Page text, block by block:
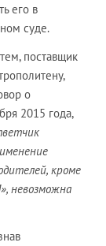
его в
суде.
поставщик
о
2015 года,
кроме
невозможна